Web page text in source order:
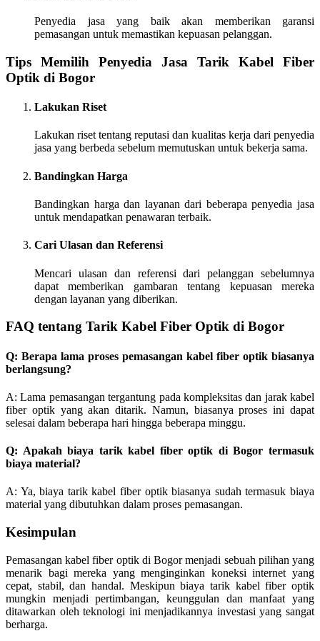
Penyedia jasa yang baik akan memberikan garansi
pemasangan untuk memastikan kepuasan pelanggan.
Tips Memilih Penyedia Jasa Tarik Kabel Fiber
Optik di Bogor
Lakukan Riset
Lakukan riset tentang reputasi dan kualitas kerja dari penyedia
jasa yang berbeda sebelum memutuskan untuk bekerja sama.
Bandingkan Harga
Bandingkan harga dan layanan dari beberapa penyedia jasa
untuk mendapatkan penawaran terbaik.
Cari Ulasan dan Referensi
Mencari ulasan dan referensi dari pelanggan sebelumnya
dapat memberikan gambaran tentang kepuasan mereka
dengan layanan yang diberikan.
FAQ tentang Tarik Kabel Fiber Optik di Bogor
Q: Berapa lama proses pemasangan kabel fiber optik biasanya
berlangsung?
A: Lama pemasangan tergantung pada kompleksitas dan jarak kabel
fiber optik yang akan ditarik. Namun, biasanya proses ini dapat
selesai dalam beberapa hari hingga beberapa minggu.
Q: Apakah biaya tarik kabel fiber optik di Bogor termasuk
biaya material?
A: Ya, biaya tarik kabel fiber optik biasanya sudah termasuk biaya
material yang dibutuhkan dalam proses pemasangan.
Kesimpulan
Pemasangan kabel fiber optik di Bogor menjadi sebuah pilihan yang
menarik bagi mereka yang menginginkan koneksi internet yang
cepat, stabil, dan handal. Meskipun biaya tarik kabel fiber optik
mungkin menjadi pertimbangan, keunggulan dan manfaat yang
ditawarkan oleh teknologi ini menjadikannya investasi yang sangat
berharga.